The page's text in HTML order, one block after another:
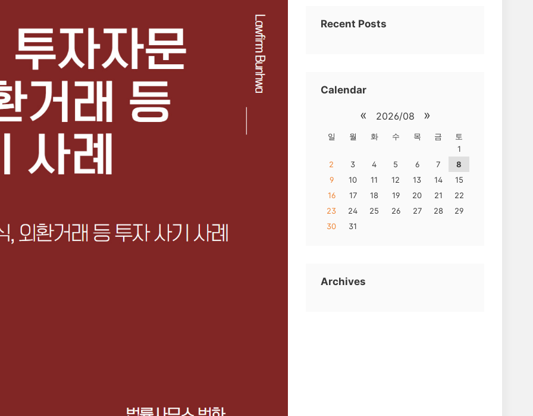
Recent Posts
Calendar
« 2026/08 »
일 월 화 수 목 금
토
1
2
3 4 5 6 7
8
9
10 11 12 13 14
15
16
17 18 19 20 21
22
23
24 25 26 27 28
29
30
31
Archives